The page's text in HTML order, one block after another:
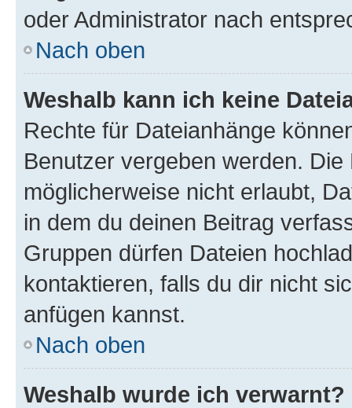
oder Administrator nach
Nach oben
Weshalb kann ich keine
Rechte für Dateianhänge
Benutzer vergeben werden.
möglicherweise nicht erlaubt,
in dem du deinen Beitrag
Gruppen dürfen Dateien
kontaktieren, falls du dir nicht
anfügen kannst.
Nach oben
Weshalb wurde ich verwarnt?